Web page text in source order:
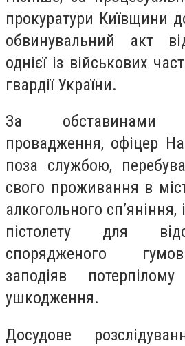
прокуратури Київщини
обвинувальний акт
однієї із військових
гвардії України.
За обставинами
провадження, офіцер
поза службою,
свого проживання в
алкогольного сп’яніння,
пістолету для
спорядженого
заподіяв
ушкодження.
Досудове